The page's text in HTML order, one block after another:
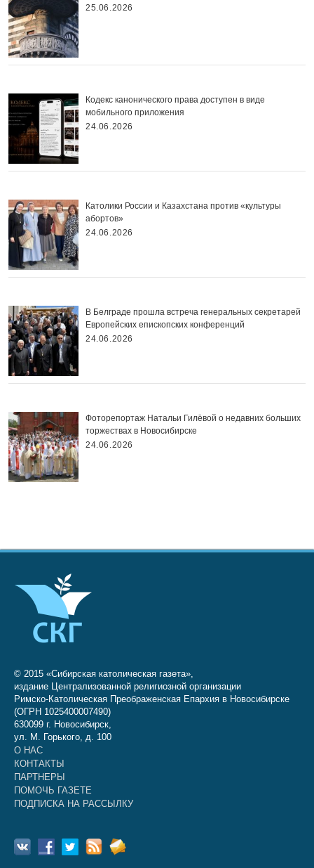
25.06.2026
Кодекс канонического права доступен в виде
мобильного приложения
24.06.2026
Католики России и Казахстана против «культуры
абортов»
24.06.2026
В Белграде прошла встреча генеральных секретарей
Европейских епископских конференций
24.06.2026
Фоторепортаж Натальи Гилёвой о недавних больших
торжествах в Новосибирске
24.06.2026
© 2015 «Сибирская католическая газета»,
издание Централизованной религиозной организации
Римско-Католическая Преображенская Епархия в Новосибирске
(ОГРН 1025400007490)
630099 г. Новосибирск,
ул. М. Горького, д. 100
О НАС
КОНТАКТЫ
ПАРТНЕРЫ
ПОМОЧЬ ГАЗЕТЕ
ПОДПИСКА НА РАССЫЛКУ